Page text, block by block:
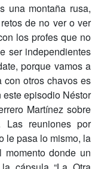
una montaña rusa,
de no ver o ver
los profes que no
ser independientes
porque vamos a
con otros chavos es
episodio Néstor
Martínez sobre
reuniones por
le pasa lo mismo, la
donde un